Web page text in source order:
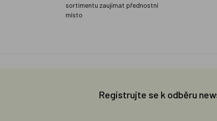
sortimentu zaujímat přednostní
místo
Registrujte se k odběru